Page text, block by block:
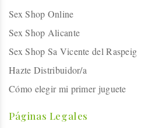
Sex Shop Online
Sex Shop Alicante
Sex Shop Sa Vicente del Raspeig
Hazte Distribuidor/a
Cómo elegir mi primer juguete
Páginas Legales